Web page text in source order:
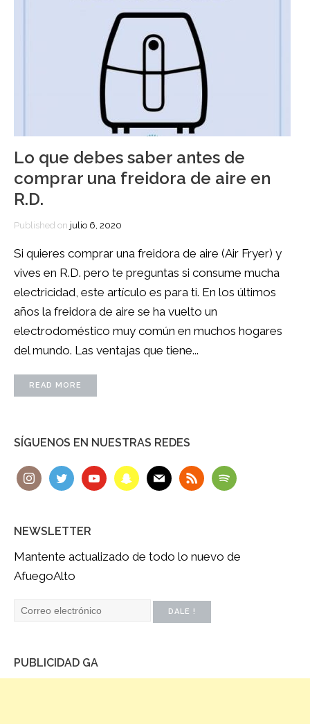
Lo que debes saber antes de
comprar una freidora de aire en
R.D.
Published on julio 6, 2020
Si quieres comprar una freidora de aire (Air Fryer) y
vives en R.D. pero te preguntas si consume mucha
electricidad, este artículo es para ti. En los últimos
años la freidora de aire se ha vuelto un
electrodoméstico muy común en muchos hogares
del mundo. Las ventajas que tiene...
READ MORE
SÍGUENOS EN NUESTRAS REDES
NEWSLETTER
Mantente actualizado de todo lo nuevo de
AfuegoAlto
PUBLICIDAD GA